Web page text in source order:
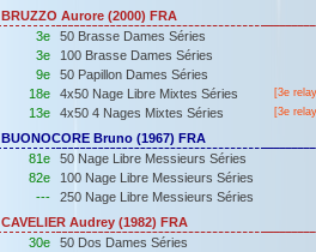
BRUZZO Aurore (2000) FRA
3e
50 Brasse Dames Séries
3e
100 Brasse Dames Séries
9e
50 Papillon Dames Séries
18e
4x50 Nage Libre Mixtes Séries [3e
13e 4x50 4 Nages Mixtes Séries [3e
BUONOCORE Bruno (1967) FRA
81e
50 Nage Libre Messieurs Séries
82e
100 Nage Libre Messieurs Séries
---
250 Nage Libre Messieurs Séries
CAVELIER Audrey (1982) FRA
30e
50 Dos Dames Séries